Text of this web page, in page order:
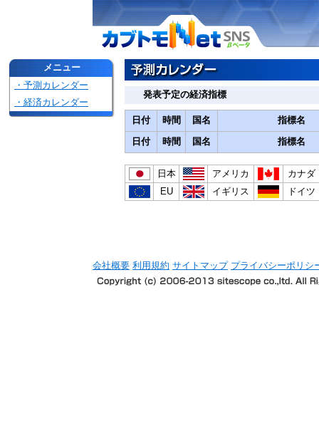
メニュー
・予測カレンダー
・経済カレンダー
発表予定の経済指標
日付 時間 国名
指標名
日付
時間 国名 指標名
日本 アメリカ
カナダ
EU
イギリス ドイツ
会社概要 利用規約 サイトマップ プライバシーポリシ